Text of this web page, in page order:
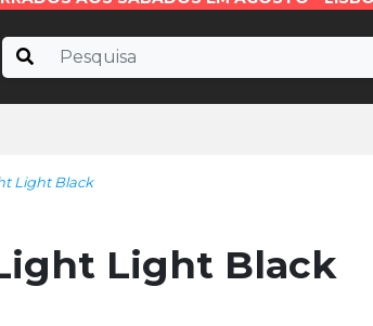
Light Black
Light Black